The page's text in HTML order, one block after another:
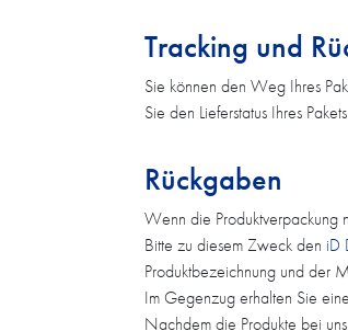
Tracking und
Sie können den Weg Ihres
Sie den Lieferstatus Ihres
Rückgaben
Wenn die Produktverpackung
Bitte zu diesem Zweck den iD
Produktbezeichnung und der
Im Gegenzug erhalten Sie
Nachdem die Produkte bei